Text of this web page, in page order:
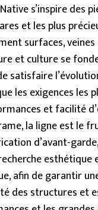
s’inspire des
et les plus
surfaces,
et culture se
satisfaire
les exigences les
et facilité
la ligne est le
d’avant-
esthétique
afin de garantir
des structures et